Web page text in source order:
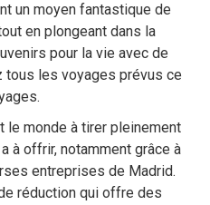
un moyen fantastique de
en plongeant dans la
pour la vie avec de
tous les voyages prévus ce
monde à tirer pleinement
à offrir, notamment grâce à
entreprises de Madrid.
réduction qui offre des